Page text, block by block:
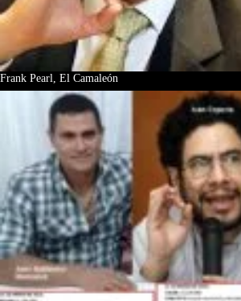
Frank Pearl, El Camaleón